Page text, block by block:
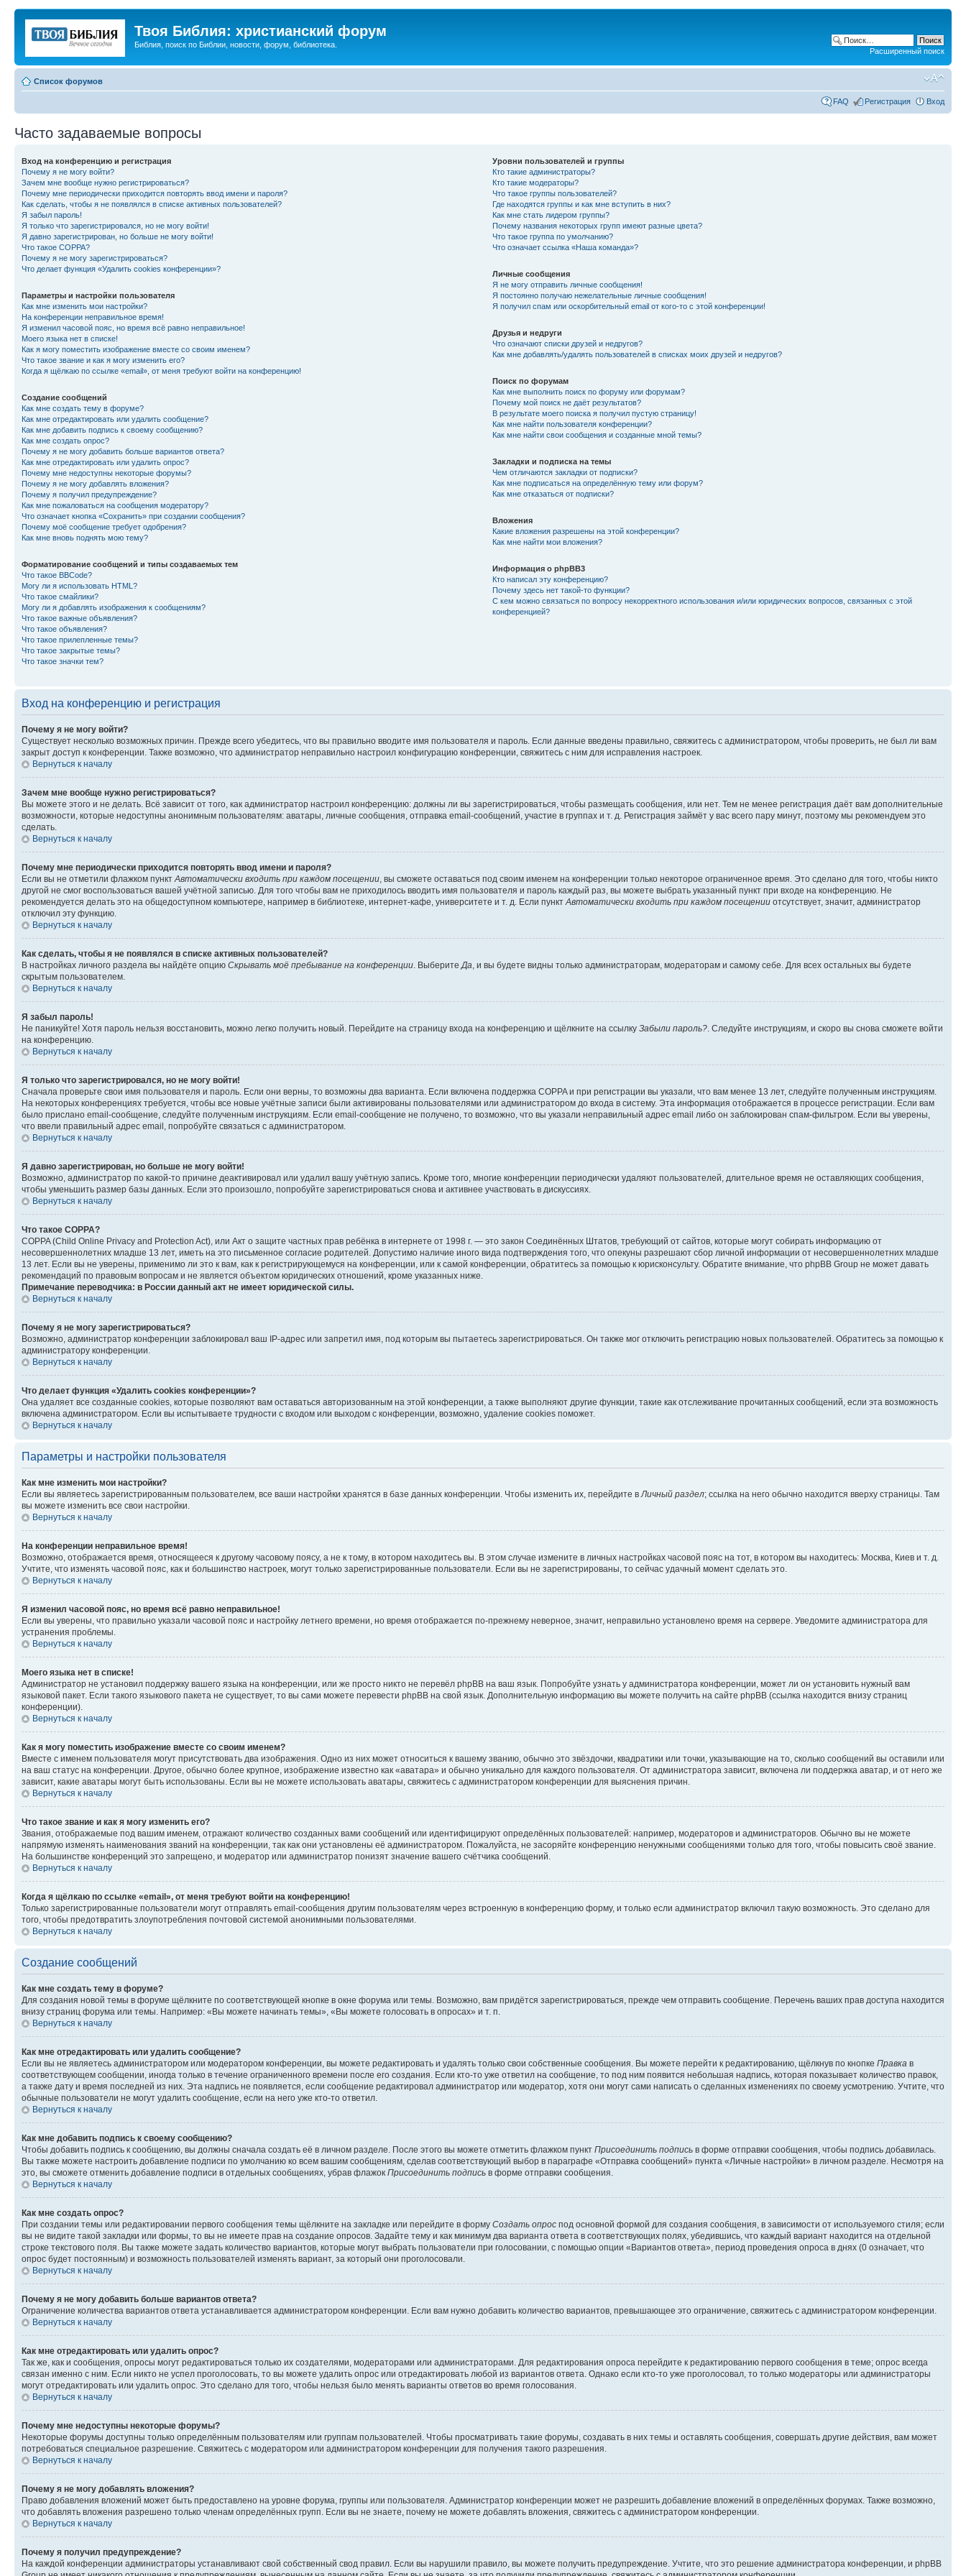
Твоя Библия: христианский форум
Библия, поиск по Библии, новости, форум, библиотека.
Расширенный поиск
Список форумов
FAQ Регистрация Вход
Часто задаваемые вопросы
Вход на конференцию и регистрация
Почему я не могу войти?
Зачем мне вообще нужно регистрироваться?
Почему мне периодически приходится повторять ввод имени и пароля?
Как сделать, чтобы я не появлялся в списке активных пользователей?
Я забыл пароль!
Я только что зарегистрировался, но не могу войти!
Я давно зарегистрирован, но больше не могу войти!
Что такое COPPA?
Почему я не могу зарегистрироваться?
Что делает функция «Удалить cookies конференции»?
Параметры и настройки пользователя
Как мне изменить мои настройки?
На конференции неправильное время!
Я изменил часовой пояс, но время всё равно неправильное!
Моего языка нет в списке!
Как я могу поместить изображение вместе со своим именем?
Что такое звание и как я могу изменить его?
Когда я щёлкаю по ссылке «email», от меня требуют войти на конференцию!
Создание сообщений
Как мне создать тему в форуме?
Как мне отредактировать или удалить сообщение?
Как мне добавить подпись к своему сообщению?
Как мне создать опрос?
Почему я не могу добавить больше вариантов ответа?
Как мне отредактировать или удалить опрос?
Почему мне недоступны некоторые форумы?
Почему я не могу добавлять вложения?
Почему я получил предупреждение?
Как мне пожаловаться на сообщения модератору?
Что означает кнопка «Сохранить» при создании сообщения?
Почему моё сообщение требует одобрения?
Как мне вновь поднять мою тему?
Форматирование сообщений и типы создаваемых тем
Что такое BBCode?
Могу ли я использовать HTML?
Что такое смайлики?
Могу ли я добавлять изображения к сообщениям?
Что такое важные объявления?
Что такое объявления?
Что такое прилепленные темы?
Что такое закрытые темы?
Что такое значки тем?
Уровни пользователей и группы
Кто такие администраторы?
Кто такие модераторы?
Что такое группы пользователей?
Где находятся группы и как мне вступить в них?
Как мне стать лидером группы?
Почему названия некоторых групп имеют разные цвета?
Что такое группа по умолчанию?
Что означает ссылка «Наша команда»?
Личные сообщения
Я не могу отправить личные сообщения!
Я постоянно получаю нежелательные личные сообщения!
Я получил спам или оскорбительный email от кого-то с этой конференции!
Друзья и недруги
Что означают списки друзей и недругов?
Как мне добавлять/удалять пользователей в списках моих друзей и недругов?
Поиск по форумам
Как мне выполнить поиск по форуму или форумам?
Почему мой поиск не даёт результатов?
В результате моего поиска я получил пустую страницу!
Как мне найти пользователя конференции?
Как мне найти свои сообщения и созданные мной темы?
Закладки и подписка на темы
Чем отличаются закладки от подписки?
Как мне подписаться на определённую тему или форум?
Как мне отказаться от подписки?
Вложения
Какие вложения разрешены на этой конференции?
Как мне найти мои вложения?
Информация о phpBB3
Кто написал эту конференцию?
Почему здесь нет такой-то функции?
С кем можно связаться по вопросу некорректного использования и/или юридических вопросов, связанных с этой
конференцией?
Вход на конференцию и регистрация
Почему я не могу войти?
Существует несколько возможных причин. Прежде всего убедитесь, что вы правильно вводите имя пользователя и пароль. Если данные введены правильно, свяжитесь с администратором, чтобы проверить, не был ли вам
закрыт доступ к конференции. Также возможно, что администратор неправильно настроил конфигурацию конференции, свяжитесь с ним для исправления настроек.
Вернуться к началу
Зачем мне вообще нужно регистрироваться?
Вы можете этого и не делать. Всё зависит от того, как администратор настроил конференцию: должны ли вы зарегистрироваться, чтобы размещать сообщения, или нет. Тем не менее регистрация даёт вам дополнительные
возможности, которые недоступны анонимным пользователям: аватары, личные сообщения, отправка email-сообщений, участие в группах и т. д. Регистрация займёт у вас всего пару минут, поэтому мы рекомендуем это
сделать.
Вернуться к началу
Почему мне периодически приходится повторять ввод имени и пароля?
Если вы не отметили флажком пункт Автоматически входить при каждом посещении , вы сможете оставаться под своим именем на конференции только некоторое ограниченное время. Это сделано для того, чтобы никто
другой не смог воспользоваться вашей учётной записью. Для того чтобы вам не приходилось вводить имя пользователя и пароль каждый раз, вы можете выбрать указанный пункт при входе на конференцию. Не
рекомендуется делать это на общедоступном компьютере, например в библиотеке, интернет-кафе, университете и т. д. Если пункт Автоматически входить при каждом посещении отсутствует, значит, администратор
отключил эту функцию.
Вернуться к началу
Как сделать, чтобы я не появлялся в списке активных пользователей?
В настройках личного раздела вы найдёте опцию Скрывать моё пребывание на конференции . Выберите Да , и вы будете видны только администраторам, модераторам и самому себе. Для всех остальных вы будете
скрытым пользователем.
Вернуться к началу
Я забыл пароль!
Не паникуйте! Хотя пароль нельзя восстановить, можно легко получить новый. Перейдите на страницу входа на конференцию и щёлкните на ссылку Забыли пароль? . Следуйте инструкциям, и скоро вы снова сможете войти
на конференцию.
Вернуться к началу
Я только что зарегистрировался, но не могу войти!
Сначала проверьте свои имя пользователя и пароль. Если они верны, то возможны два варианта. Если включена поддержка COPPA и при регистрации вы указали, что вам менее 13 лет, следуйте полученным инструкциям.
На некоторых конференциях требуется, чтобы все новые учётные записи были активированы пользователями или администратором до входа в систему. Эта информация отображается в процессе регистрации. Если вам
было прислано email-сообщение, следуйте полученным инструкциям. Если email-сообщение не получено, то возможно, что вы указали неправильный адрес email либо он заблокирован спам-фильтром. Если вы уверены,
что ввели правильный адрес email, попробуйте связаться с администратором.
Вернуться к началу
Я давно зарегистрирован, но больше не могу войти!
Возможно, администратор по какой-то причине деактивировал или удалил вашу учётную запись. Кроме того, многие конференции периодически удаляют пользователей, длительное время не оставляющих сообщения,
чтобы уменьшить размер базы данных. Если это произошло, попробуйте зарегистрироваться снова и активнее участвовать в дискуссиях.
Вернуться к началу
Что такое COPPA?
COPPA (Child Online Privacy and Protection Act), или Акт о защите частных прав ребёнка в интернете от 1998 г. — это закон Соединённых Штатов, требующий от сайтов, которые могут собирать информацию от
несовершеннолетних младше 13 лет, иметь на это письменное согласие родителей. Допустимо наличие иного вида подтверждения того, что опекуны разрешают сбор личной информации от несовершеннолетних младше
13 лет. Если вы не уверены, применимо ли это к вам, как к регистрирующемуся на конференции, или к самой конференции, обратитесь за помощью к юрисконсульту. Обратите внимание, что phpBB Group не может давать
рекомендаций по правовым вопросам и не является объектом юридических отношений, кроме указанных ниже.
Примечание переводчика: в России данный акт не имеет юридической силы.
Вернуться к началу
Почему я не могу зарегистрироваться?
Возможно, администратор конференции заблокировал ваш IP-адрес или запретил имя, под которым вы пытаетесь зарегистрироваться. Он также мог отключить регистрацию новых пользователей. Обратитесь за помощью к
администратору конференции.
Вернуться к началу
Что делает функция «Удалить cookies конференции»?
Она удаляет все созданные cookies, которые позволяют вам оставаться авторизованным на этой конференции, а также выполняют другие функции, такие как отслеживание прочитанных сообщений, если эта возможность
включена администратором. Если вы испытываете трудности с входом или выходом с конференции, возможно, удаление cookies поможет.
Вернуться к началу
Параметры и настройки пользователя
Как мне изменить мои настройки?
Если вы являетесь зарегистрированным пользователем, все ваши настройки хранятся в базе данных конференции. Чтобы изменить их, перейдите в Личный раздел; ссылка на него обычно находится вверху страницы. Там
вы можете изменить все свои настройки.
Вернуться к началу
На конференции неправильное время!
Возможно, отображается время, относящееся к другому часовому поясу, а не к тому, в котором находитесь вы. В этом случае измените в личных настройках часовой пояс на тот, в котором вы находитесь: Москва, Киев и т. д.
Учтите, что изменять часовой пояс, как и большинство настроек, могут только зарегистрированные пользователи. Если вы не зарегистрированы, то сейчас удачный момент сделать это.
Вернуться к началу
Я изменил часовой пояс, но время всё равно неправильное!
Если вы уверены, что правильно указали часовой пояс и настройку летнего времени, но время отображается по-прежнему неверное, значит, неправильно установлено время на сервере. Уведомите администратора для
устранения проблемы.
Вернуться к началу
Моего языка нет в списке!
Администратор не установил поддержку вашего языка на конференции, или же просто никто не перевёл phpBB на ваш язык. Попробуйте узнать у администратора конференции, может ли он установить нужный вам
языковой пакет. Если такого языкового пакета не существует, то вы сами можете перевести phpBB на свой язык. Дополнительную информацию вы можете получить на сайте phpBB (ссылка находится внизу страниц
конференции).
Вернуться к началу
Как я могу поместить изображение вместе со своим именем?
Вместе с именем пользователя могут присутствовать два изображения. Одно из них может относиться к вашему званию, обычно это звёздочки, квадратики или точки, указывающие на то, сколько сообщений вы оставили или
на ваш статус на конференции. Другое, обычно более крупное, изображение известно как «аватара» и обычно уникально для каждого пользователя. От администратора зависит, включена ли поддержка аватар, и от него же
зависит, какие аватары могут быть использованы. Если вы не можете использовать аватары, свяжитесь с администратором конференции для выяснения причин.
Вернуться к началу
Что такое звание и как я могу изменить его?
Звания, отображаемые под вашим именем, отражают количество созданных вами сообщений или идентифицируют определённых пользователей: например, модераторов и администраторов. Обычно вы не можете
напрямую изменять наименования званий на конференции, так как они установлены её администратором. Пожалуйста, не засоряйте конференцию ненужными сообщениями только для того, чтобы повысить своё звание.
На большинстве конференций это запрещено, и модератор или администратор понизят значение вашего счётчика сообщений.
Вернуться к началу
Когда я щёлкаю по ссылке «email», от меня требуют войти на конференцию!
Только зарегистрированные пользователи могут отправлять email-сообщения другим пользователям через встроенную в конференцию форму, и только если администратор включил такую возможность. Это сделано для
того, чтобы предотвратить злоупотребления почтовой системой анонимными пользователями.
Вернуться к началу
Создание сообщений
Как мне создать тему в форуме?
Для создания новой темы в форуме щёлкните по соответствующей кнопке в окне форума или темы. Возможно, вам придётся зарегистрироваться, прежде чем отправить сообщение. Перечень ваших прав доступа находится
внизу страниц форума или темы. Например: «Вы можете начинать темы», «Вы можете голосовать в опросах» и т. п.
Вернуться к началу
Как мне отредактировать или удалить сообщение?
Если вы не являетесь администратором или модератором конференции, вы можете редактировать и удалять только свои собственные сообщения. Вы можете перейти к редактированию, щёлкнув по кнопке Правка в
соответствующем сообщении, иногда только в течение ограниченного времени после его создания. Если кто-то уже ответил на сообщение, то под ним появится небольшая надпись, которая показывает количество правок,
а также дату и время последней из них. Эта надпись не появляется, если сообщение редактировал администратор или модератор, хотя они могут сами написать о сделанных изменениях по своему усмотрению. Учтите, что
обычные пользователи не могут удалить сообщение, если на него уже кто-то ответил.
Вернуться к началу
Как мне добавить подпись к своему сообщению?
Чтобы добавить подпись к сообщению, вы должны сначала создать её в личном разделе. После этого вы можете отметить флажком пункт Присоединить подпись в форме отправки сообщения, чтобы подпись добавилась.
Вы также можете настроить добавление подписи по умолчанию ко всем вашим сообщениям, сделав соответствующий выбор в параграфе «Отправка сообщений» пункта «Личные настройки» в личном разделе. Несмотря на
это, вы сможете отменить добавление подписи в отдельных сообщениях, убрав флажок Присоединить подпись в форме отправки сообщения.
Вернуться к началу
Как мне создать опрос?
При создании темы или редактировании первого сообщения темы щёлкните на закладке или перейдите в форму Создать опрос под основной формой для создания сообщения, в зависимости от используемого стиля; если
вы не видите такой закладки или формы, то вы не имеете прав на создание опросов. Задайте тему и как минимум два варианта ответа в соответствующих полях, убедившись, что каждый вариант находится на отдельной
строке текстового поля. Вы также можете задать количество вариантов, которые могут выбрать пользователи при голосовании, с помощью опции «Вариантов ответа», период проведения опроса в днях (0 означает, что
опрос будет постоянным) и возможность пользователей изменять вариант, за который они проголосовали.
Вернуться к началу
Почему я не могу добавить больше вариантов ответа?
Ограничение количества вариантов ответа устанавливается администратором конференции. Если вам нужно добавить количество вариантов, превышающее это ограничение, свяжитесь с администратором конференции.
Вернуться к началу
Как мне отредактировать или удалить опрос?
Так же, как и сообщения, опросы могут редактироваться только их создателями, модераторами или администраторами. Для редактирования опроса перейдите к редактированию первого сообщения в теме; опрос всегда
связан именно с ним. Если никто не успел проголосовать, то вы можете удалить опрос или отредактировать любой из вариантов ответа. Однако если кто-то уже проголосовал, то только модераторы или администраторы
могут отредактировать или удалить опрос. Это сделано для того, чтобы нельзя было менять варианты ответов во время голосования.
Вернуться к началу
Почему мне недоступны некоторые форумы?
Некоторые форумы доступны только определённым пользователям или группам пользователей. Чтобы просматривать такие форумы, создавать в них темы и оставлять сообщения, совершать другие действия, вам может
потребоваться специальное разрешение. Свяжитесь с модератором или администратором конференции для получения такого разрешения.
Вернуться к началу
Почему я не могу добавлять вложения?
Право добавления вложений может быть предоставлено на уровне форума, группы или пользователя. Администратор конференции может не разрешить добавление вложений в определённых форумах. Также возможно,
что добавлять вложения разрешено только членам определённых групп. Если вы не знаете, почему не можете добавлять вложения, свяжитесь с администратором конференции.
Вернуться к началу
Почему я получил предупреждение?
На каждой конференции администраторы устанавливают свой собственный свод правил. Если вы нарушили правило, вы можете получить предупреждение. Учтите, что это решение администратора конференции, и phpBB